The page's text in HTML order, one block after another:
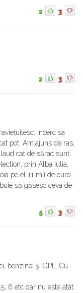
2 3
2 3
Incerc sa
pot. Am.ajuns de ras,
cat de sărac sunt.
prin Alba Iulia,
pe el 11 mii de euro.
să găsesc ceva de
5 3
benzinei şi GPL. Cu
6 etc dar nu este atât